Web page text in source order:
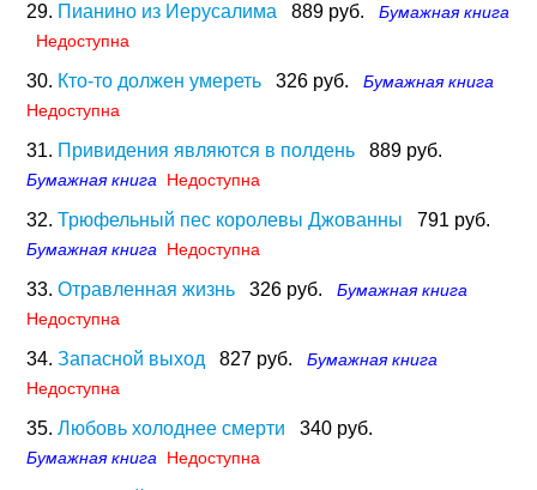
29. Пианино из Иерусалима 889 руб.
Бумажная книга
Недоступна
30. Кто-то должен умереть 326 руб.
Бумажная книга
Недоступна
31. Привидения являются в полдень 889 руб.
Бумажная книга Недоступна
32. Трюфельный пес королевы Джованны 791 руб.
Бумажная книга Недоступна
33. Отравленная жизнь 326 руб.
Бумажная книга
Недоступна
34. Запасной выход 827 руб.
Бумажная книга
Недоступна
35. Любовь холоднее смерти 340 руб.
Бумажная книга Недоступна